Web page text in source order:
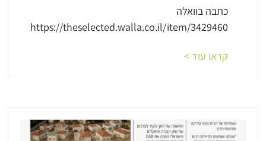
כתבה בוואלה
https://theselected.walla.co.il/item/3429460
קראו עוד >